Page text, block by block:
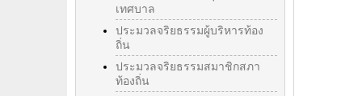
เทศบาล
ประมวลจริยธรรมผู้บริหารท้อง
ถิ่น
ประมวลจริยธรรมสมาชิกสภา
ท้องถิ่น